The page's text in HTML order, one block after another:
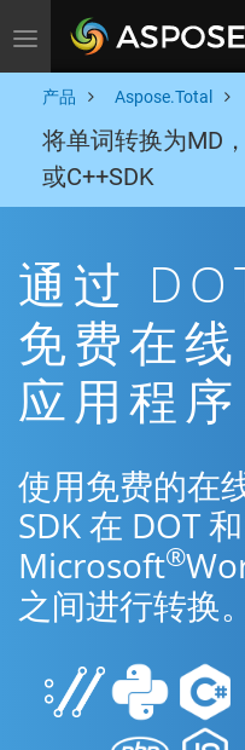
Toggle navigation
产品 Aspose.Total
将单词转换为MD
或C++SDK
通过
免费在
应用程序
使用免费的在
SDK 在 DOT
Microsoft®
之间进行转换。